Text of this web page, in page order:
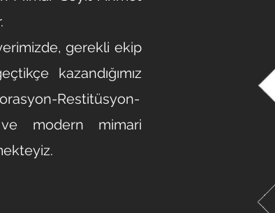
gerekli ekip
kazandığımız
Restitüsyon-
ve modern mimari